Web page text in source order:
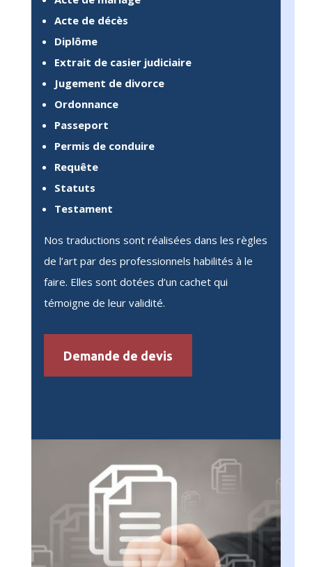
Acte de décès
Diplôme
Extrait de casier judiciaire
Jugement de divorce
Ordonnance
Passeport
Permis de conduire
Requête
Statuts
Testament
Nos traductions sont réalisées dans les règles
de l’art par des professionnels habilités à le
faire. Elles sont dotées d’un cachet qui
témoigne de leur validité.
Demande de devis